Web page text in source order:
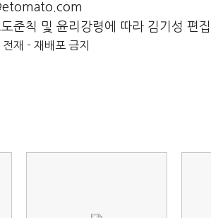
준칙 및 윤리강령에 따라 김기성 편
재 - 재배포 금지